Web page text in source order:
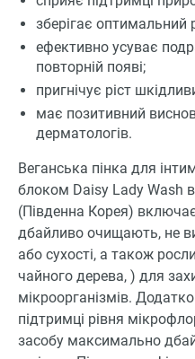
зберігає оптимальний
ефективно усуває
повторній появі;
пригнічує ріст
має позитивний
дерматологів.
Веганська пінка для
блоком Daisy Lady Wash
(Південна Корея)
дбайливо очищають, не
або сухості, а також
чайного дерева, ) для
мікроорганізмів.
підтримці рівня
засобу максимально